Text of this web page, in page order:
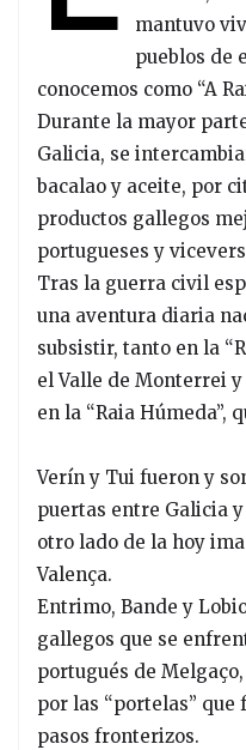
mantuvo
pueblos de
conocemos como “A
Durante la mayor
Galicia, se
bacalao y aceite, por
productos gallegos
portugueses y
Tras la guerra civil
una aventura diaria
subsistir, tanto en la
el Valle de Monterrei
en la “Raia Húmeda”,
Verín y Tui fueron y
puertas entre Galicia
otro lado de la hoy
Valença.
Entrimo, Bande y
gallegos que se
portugués de
por las “portelas” que
pasos fronterizos.